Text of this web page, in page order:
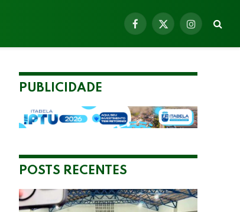
Facebook
X
Instagram
PUBLICIDADE
POSTS RECENTES